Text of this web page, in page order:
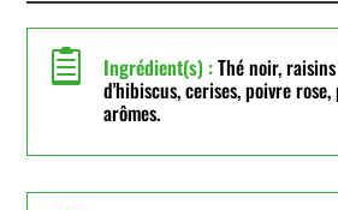
 Ingrédient(s) :Thé noir,
d'hibiscus, cerises, poivre rose,
arômes.